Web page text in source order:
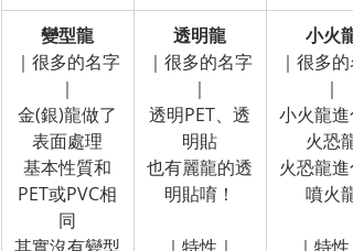
變型龍
｜很多的名字
｜
金(銀)龍做了
表面處理
基本性質和
PET或PVC相
同
透明龍
｜很多的名字
｜
透明PET、透
明貼
也有麗龍的透
明貼唷！
小火龍
｜很多的
｜
小火龍進
火恐龍
火恐龍進
噴火龍